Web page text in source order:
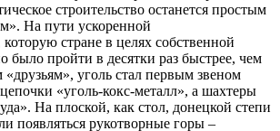
строительство останется простым
На пути ускоренной
стране в целях собственной
было пройти в десятки раз быстрее, чем
уголь стал первым звеном
«уголь-кокс-металл», а шахтеры
На плоской, как стол, донецкой степи
появляться рукотворные горы –